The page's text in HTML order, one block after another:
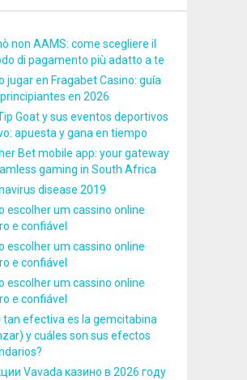
non AAMS: come scegliere il
di pagamento più adatto a te
jugar en Fragabet Casino: guía
en 2026
Goat y sus eventos deportivos
apuesta y gana en tiempo
Bet mobile app: your gateway
gaming in South Africa
disease 2019
escolher um cassino online
e confiável
escolher um cassino online
e confiável
escolher um cassino online
e confiável
tan efectiva es la gemcitabina
y cuáles son sus efectos
Vavada казино в 2026 году